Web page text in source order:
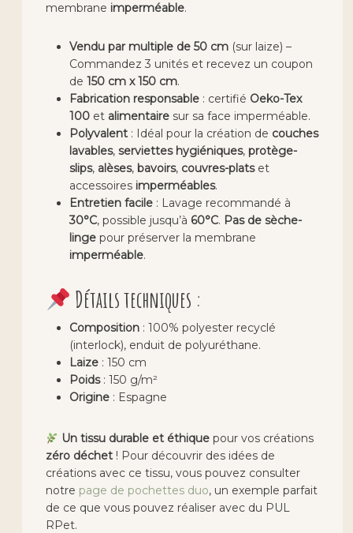
membrane imperméable.
Vendu par multiple de 50 cm (sur laize) –
Commandez 3 unités et recevez un coupon
de150 cm x 150 cm.
Fabrication responsable : certifié Oeko-Tex
100 et alimentaire sur sa face imperméable.
Polyvalent : Idéal pour la création de couches
lavables,serviettes hygiéniques,protège-
slips, alèses, bavoirs, couvres-platset
accessoires imperméables.
Entretien facile : Lavage recommandé à
30°C, possible jusqu’à 60°C. Pas de sèche-
linge pour préserver la membrane
imperméable.
Détails techniques :
Composition : 100% polyester recyclé
(interlock), enduit de polyuréthane.
Laize : 150 cm
Poids: 150 g/m²
Origine : Espagne
Un tissu durable et éthique pour vos créations
zéro déchet ! Pour découvrir des idées de
créations avec ce tissu, vous pouvez consulter
notre page de pochettes duo, un exemple parfait
de ce que vous pouvez réaliser avec du PUL
RPet.